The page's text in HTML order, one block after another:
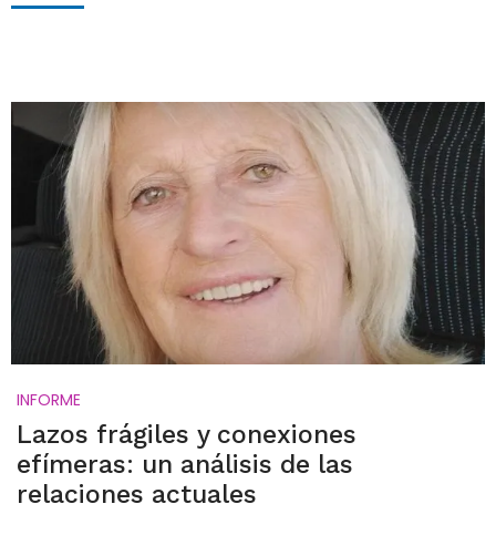
INFORME
Lazos frágiles y conexiones
efímeras: un análisis de las
relaciones actuales